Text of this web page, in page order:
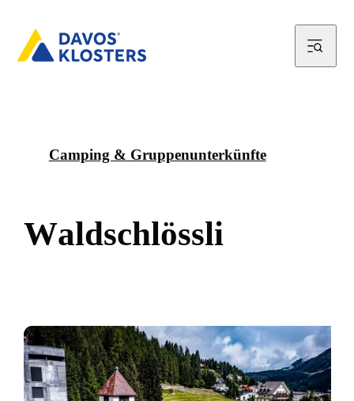
Camping & Gruppenunterkünfte
Waldschlössli